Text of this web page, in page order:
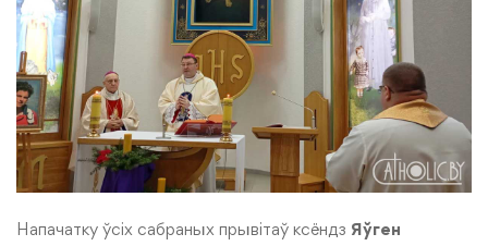
Напачатку ўсіх сабраных прывітаў ксёндз Яўген